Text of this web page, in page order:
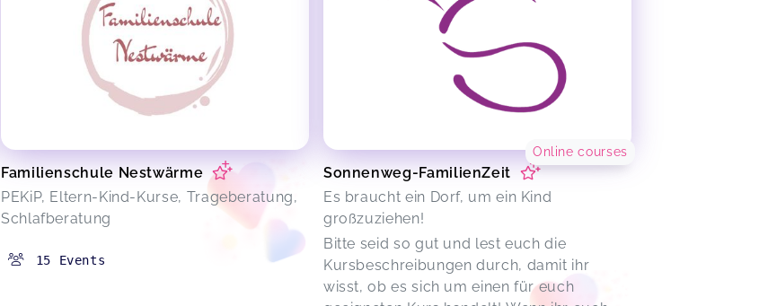
Familienschule Nestwärme
PEKiP, Eltern-Kind-Kurse, Trageberatung,
Schlafberatung
15 Events
Sonnenweg-FamilienZeit
Es braucht ein Dorf, um ein Kind
großzuziehen!
Bitte seid so gut und lest euch die
Kursbeschreibungen durch, damit ihr
wisst, ob es sich um einen für euch
Online courses